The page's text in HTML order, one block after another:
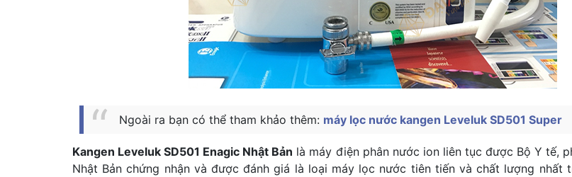
Ngoài ra bạn có thể tham khảo thêm: máy lọc nước kangen Leveluk SD501 Super
Kangen Leveluk SD501 Enagic Nhật Bản là máy điện phân nước ion liên tục được Bộ Y tế,
Nhật Bản chứng nhận và được đánh giá là loại máy lọc nước tiên tiến và chất lượng nhất